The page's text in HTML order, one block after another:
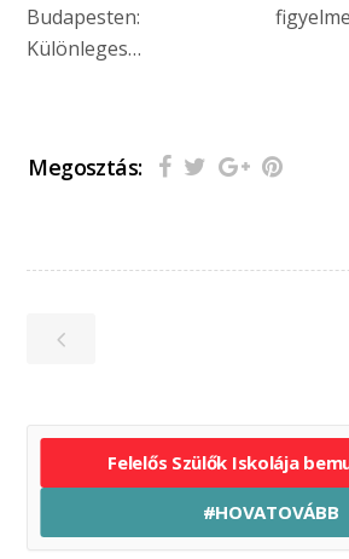
Budapesten:
Különleges…
Megosztás:
Felelős Szülők Iskolája
#HOVATOVÁBB